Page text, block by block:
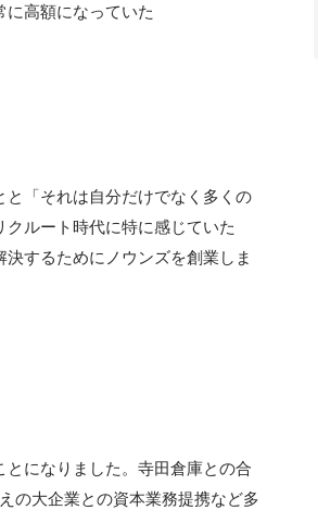
高額になっていた
「それは自分だけでなく多くの
ルート時代に特に感じていた
するためにノウンズを創業しま
になりました。寺田倉庫との合
の大企業との資本業務提携など多